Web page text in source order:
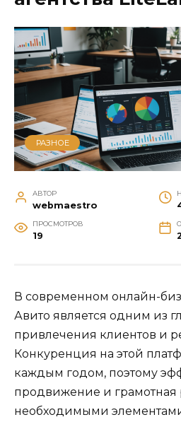
РАЗНОЕ
АВТОР
webmaestro
ПРОСМОТРОВ
19
В современном онлайн-
Авито является одним из
привлечения клиентов и
Конкуренция на этой
каждым годом, поэтому
продвижение и грамотная
необходимыми